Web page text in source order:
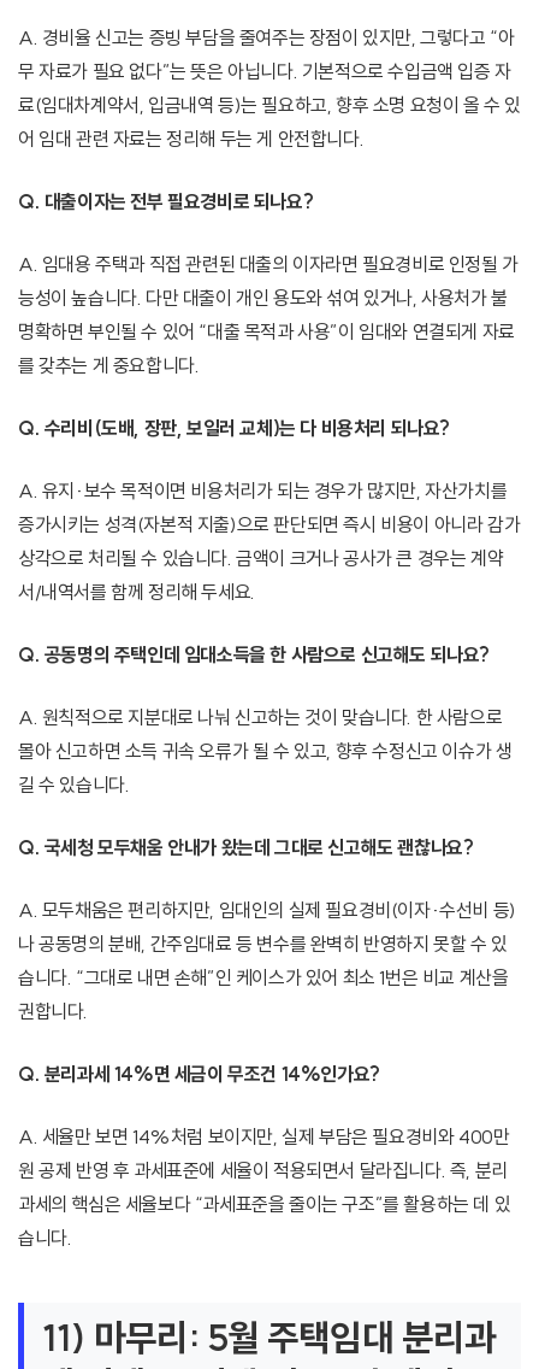
A. 경비율 신고는 증빙 부담을 줄여주는 장점이 있지만, 그렇다고 “아
무 자료가 필요 없다”는 뜻은 아닙니다. 기본적으로 수입금액 입증 자
료(임대차계약서, 입금내역 등)는 필요하고, 향후 소명 요청이 올 수 있
어 임대 관련 자료는 정리해 두는 게 안전합니다.
Q. 대출이자는 전부 필요경비로 되나요?
A. 임대용 주택과 직접 관련된 대출의 이자라면 필요경비로 인정될 가
능성이 높습니다. 다만 대출이 개인 용도와 섞여 있거나, 사용처가 불
명확하면 부인될 수 있어 “대출 목적과 사용”이 임대와 연결되게 자료
를 갖추는 게 중요합니다.
Q. 수리비(도배, 장판, 보일러 교체)는 다 비용처리 되나요?
A. 유지·보수 목적이면 비용처리가 되는 경우가 많지만, 자산가치를
증가시키는 성격(자본적 지출)으로 판단되면 즉시 비용이 아니라 감가
상각으로 처리될 수 있습니다. 금액이 크거나 공사가 큰 경우는 계약
서/내역서를 함께 정리해 두세요.
Q. 공동명의 주택인데 임대소득을 한 사람으로 신고해도 되나요?
A. 원칙적으로 지분대로 나눠 신고하는 것이 맞습니다. 한 사람으로
몰아 신고하면 소득 귀속 오류가 될 수 있고, 향후 수정신고 이슈가 생
길 수 있습니다.
Q. 국세청 모두채움 안내가 왔는데 그대로 신고해도 괜찮나요?
A. 모두채움은 편리하지만, 임대인의 실제 필요경비(이자·수선비 등)
나 공동명의 분배, 간주임대료 등 변수를 완벽히 반영하지 못할 수 있
습니다. “그대로 내면 손해”인 케이스가 있어 최소 1번은 비교 계산을
권합니다.
Q. 분리과세 14%면 세금이 무조건 14%인가요?
A. 세율만 보면 14%처럼 보이지만, 실제 부담은 필요경비와 400만
원 공제 반영 후 과세표준에 세율이 적용되면서 달라집니다. 즉, 분리
과세의 핵심은 세율보다 “과세표준을 줄이는 구조”를 활용하는 데 있
습니다.
11) 마무리: 5월 주택임대 분리과